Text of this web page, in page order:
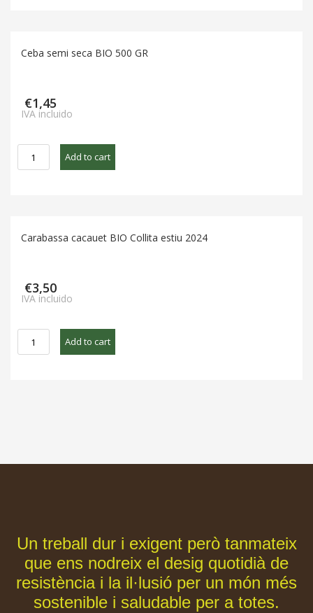
Ceba semi seca BIO 500 GR
€1,45
IVA incluido
semi
quantity
Add to cart
Carabassa cacauet BIO Collita estiu 2024
€3,50
IVA incluido
cacauet
Add to cart
Un treball dur i exigent però tanmateix
que ens nodreix el desig quotidià de
resistència i la il·lusió per un món més
sostenible i saludable per a totes.